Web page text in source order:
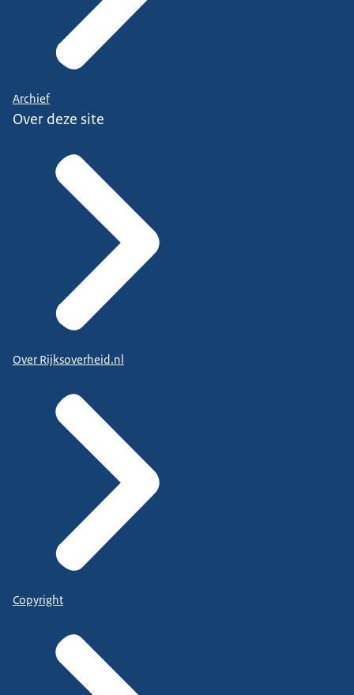
Archief
Over deze site
Over Rijksoverheid.nl
Copyright